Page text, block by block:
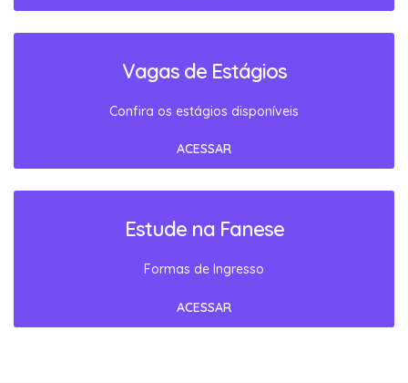
Vagas de Estágios
Confira os estágios disponíveis
ACESSAR
Estude na Fanese
Formas de Ingresso
ACESSAR